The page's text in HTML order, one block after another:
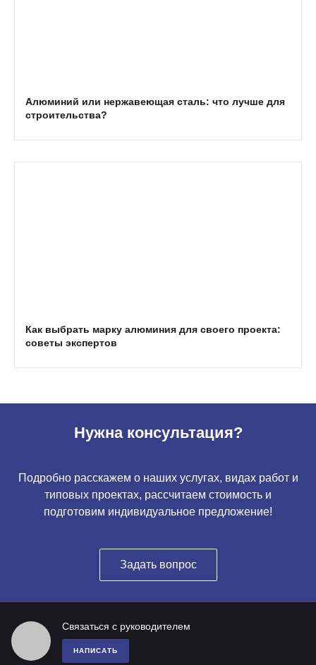
Алюминий или нержавеющая сталь: что лучше для
строительства?
Как выбрать марку алюминия для своего проекта:
советы экспертов
Нужна консультация?
Подробно расскажем о наших услугах, видах работ и
типовых проектах, рассчитаем стоимость и
подготовим индивидуальное предложение!
Задать вопрос
Связаться с руководителем
НАПИСАТЬ